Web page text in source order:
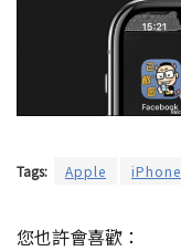
Tags: Apple iPhone
您也許會喜歡：